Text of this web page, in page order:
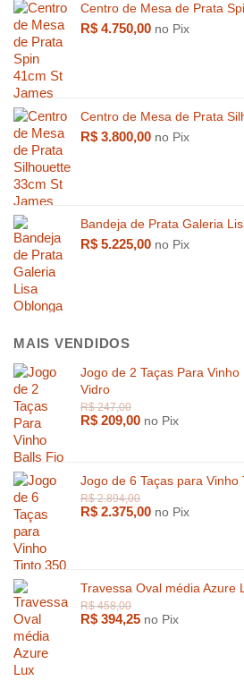
R$1.789,00
Centro de Mesa de Prata
R$ 4.750,00 no Pix
Centro de Mesa de Prata
R$ 3.800,00 no Pix
Bandeja de Prata Galeria
R$ 5.225,00 no Pix
MAIS VENDIDOS
Jogo de 2 Taças Para
Vidro
R$ 209,00 no Pix
Jogo de 6 Taças para Vinho
R$ 2.375,00 no Pix
Travessa Oval média Azure
R$ 394,25 no Pix